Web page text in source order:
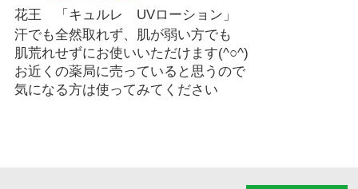
花王 「キュルレ UVローション」
汗でも全然取れず、肌が弱い方でも
肌荒れせずにお使いいただけます(^○^)
お近くの薬局に売っていると思うので
気になる方は使ってみてください